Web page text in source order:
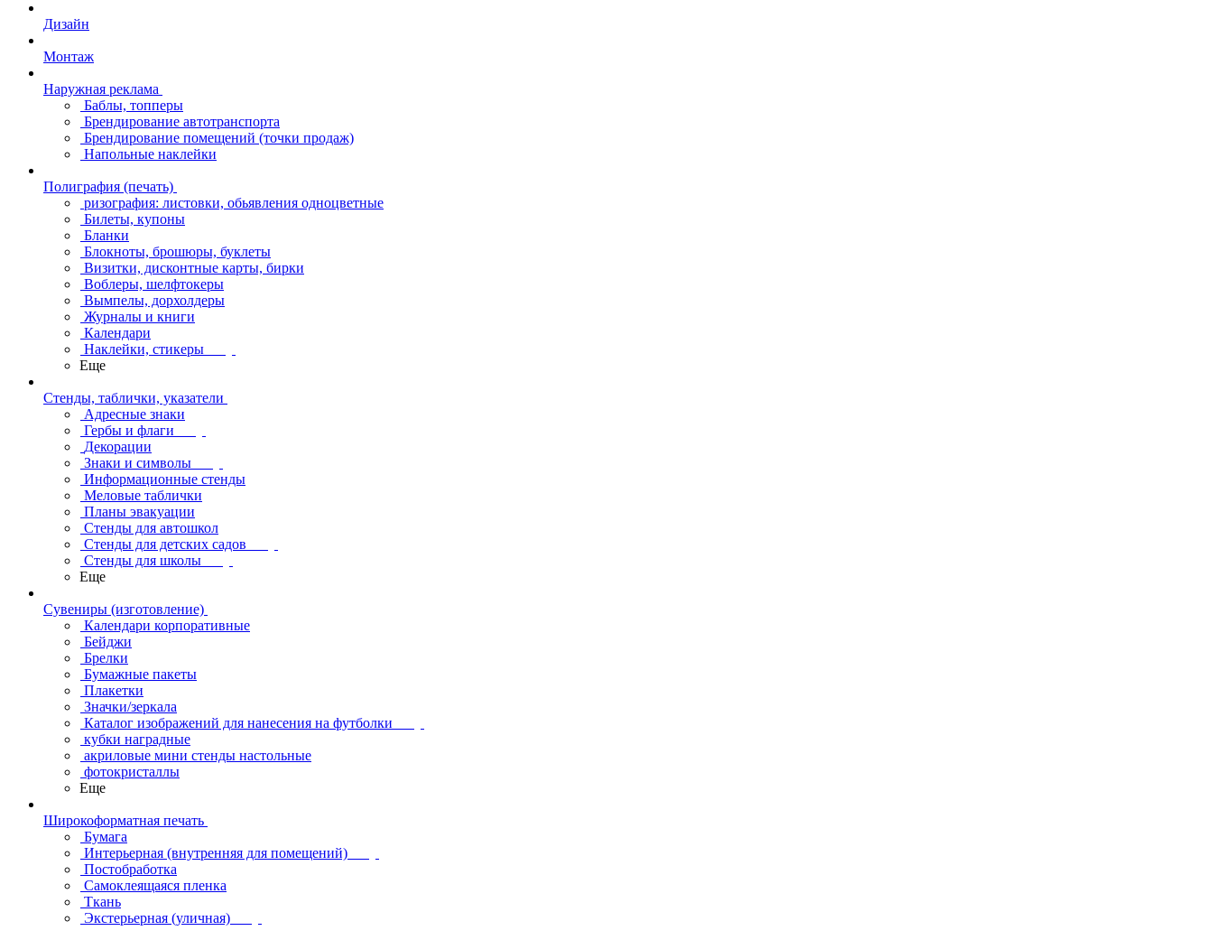
Дизайн
Монтаж
Наружная реклама
Баблы, топперы
Брендирование автотранспорта
Брендирование помещений (точки продаж)
Напольные наклейки
Полиграфия (печать)
ризография: листовки, обьявления одноцветные
Билеты, купоны
Бланки
Блокноты, брошюры, буклеты
Визитки, дисконтные карты, бирки
Воблеры, шелфтокеры
Вымпелы, дорхолдеры
Журналы и книги
Календари
Наклейки, стикеры
Еще
Стенды, таблички, указатели
Адресные знаки
Гербы и флаги
Декорации
Знаки и символы
Информационные стенды
Меловые таблички
Планы эвакуации
Стенды для автошкол
Стенды для детских садов
Стенды для школы
Еще
Сувениры (изготовление)
Календари корпоративные
Бейджи
Брелки
Бумажные пакеты
Плакетки
Значки/зеркала
Каталог изображений для нанесения на футболки
кубки наградные
акриловые мини стенды настольные
фотокристаллы
Еще
Широкоформатная печать
Бумага
Интерьерная (внутренняя для помещений)
Постобработка
Самоклеящаяся пленка
Ткань
Экстерьерная (уличная)